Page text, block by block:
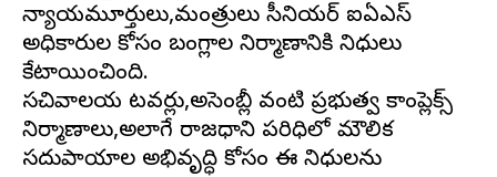
న్యాయమూర్తులు,మంత్రులు సీనియర్ ఐఏఎస్
అధికారుల కోసం బంగ్లాల నిర్మాణానికి నిధులు
కేటాయించింది.
సచివాలయ టవర్లు,అసెంబ్లీ వంటి ప్రభుత్వ కాంప్లెక్స్
నిర్మాణాలు,అలాగే రాజధాని పరిధిలో మౌలిక
సదుపాయాల అభివృద్ధి కోసం ఈ నిధులను